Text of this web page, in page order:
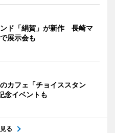
ド「絹賀」が新作 長崎マ
展示会も
カフェ「チョイススタン
念イベントも
る